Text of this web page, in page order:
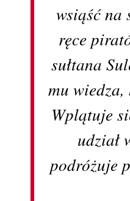
wsiąść na
ręce
sułtana
mu
Wplątuje
udział
podróżuje